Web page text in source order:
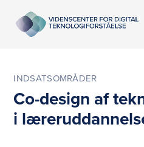
INDSATSOMRÅDER
Co-design af
i